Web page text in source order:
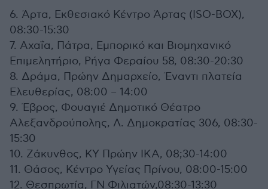
6. Άρτα, Εκθεσιακό Κέντρο Άρτας (ISO-BOX),
08:30-15:30
7. Αχαΐα, Πάτρα, Εμπορικό και Βιομηχανικό
Επιμελητήριο, Ρήγα Φεραίου 58, 08:30-20:30
8. Δράμα, Πρώην Δημαρχείο, Έναντι πλατεία
Ελευθερίας, 08:00 – 14:00
9. Έβρος, Φουαγιέ Δημοτικό Θέατρο
Αλεξανδρούπολης, Λ. Δημοκρατίας 306, 08:30-
15:30
10. Ζάκυνθος, ΚΥ Πρώην ΙΚΑ, 08;30-14:00
11. Θάσος, Κέντρο Υγείας Πρίνου, 08:00-15:00
12. Θεσπρωτία, ΓΝ Φιλιατών,08:30-13:30